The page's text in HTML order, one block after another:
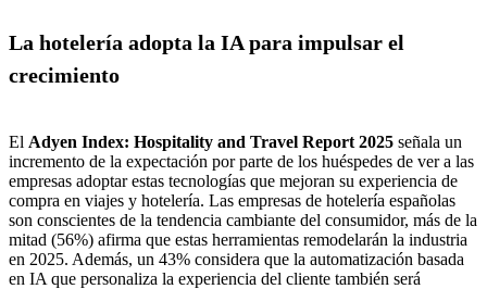
La hotelería adopta la IA para impulsar el
crecimiento
El Adyen Index: Hospitality and Travel Report 2025 señala un
incremento de la expectación por parte de los huéspedes de ver a las
empresas adoptar estas tecnologías que mejoran su experiencia de
compra en viajes y hotelería. Las empresas de hotelería españolas
son conscientes de la tendencia cambiante del consumidor, más de la
mitad (56%) afirma que estas herramientas remodelarán la industria
en 2025. Además, un 43% considera que la automatización basada
en IA que personaliza la experiencia del cliente también será